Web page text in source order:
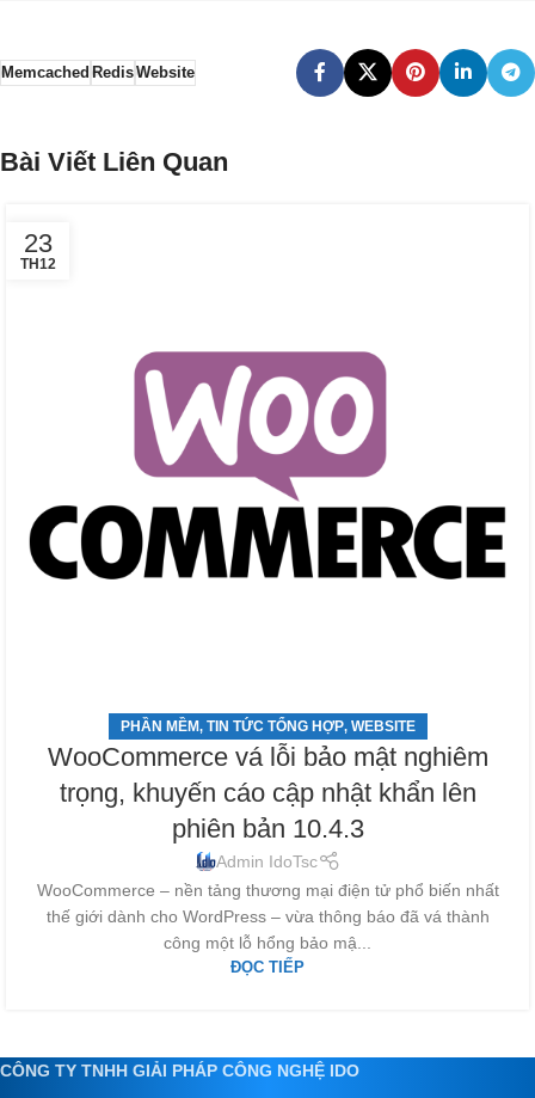
Memcached RedisWebsite
Bài Viết Liên Quan
23
TH12
PHẦN MỀM, TIN TỨC TỔNG HỢP, WEBSITE
WooCommerce vá lỗi bảo mật nghiêm
trọng, khuyến cáo cập nhật khẩn lên
phiên bản 10.4.3
Admin IdoTsc
WooCommerce – nền tảng thương mại điện tử phổ biến nhất
thế giới dành cho WordPress – vừa thông báo đã vá thành
công một lỗ hổng bảo mậ...
ĐỌC TIẾP
CÔNG TY TNHH GIẢI PHÁP CÔNG NGHỆ IDO